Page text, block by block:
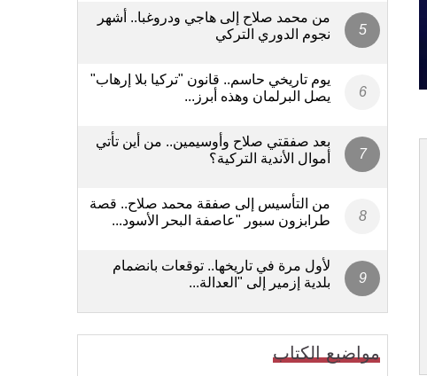
من محمد صلاح إلى هاجي ودروغبا.. أشهر
نجوم الدوري التركي
يوم تاريخي حاسم.. قانون "تركيا بلا إرهاب"
يصل البرلمان وهذه أبرز...
بعد صفقتي صلاح وأوسيمين.. من أين تأتي
أموال الأندية التركية؟
من التأسيس إلى صفقة محمد صلاح.. قصة
طرابزون سبور "عاصفة البحر الأسود...
لأول مرة في تاريخها.. توقعات بانضمام
بلدية إزمير إلى "العدالة...
مواضيع الكتاب